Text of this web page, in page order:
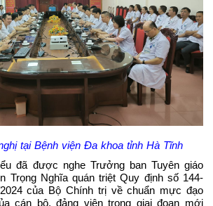
tại Bệnh viện Đa khoa tỉnh Hà Tĩnh
đã được nghe Trưởng ban Tuyên giáo
Trọng Nghĩa quán triệt Quy định số 144-
của Bộ Chính trị về chuẩn mực đạo
cán bộ, đảng viên trong giai đoạn mới